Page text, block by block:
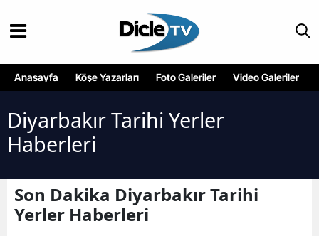
Anasayfa Köşe Yazarları Foto Galeriler Video Galeriler
Diyarbakır Tarihi Yerler
Haberleri
Son Dakika Diyarbakır Tarihi
Yerler Haberleri